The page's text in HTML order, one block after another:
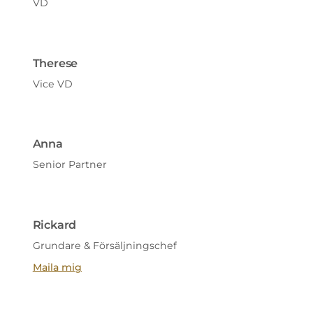
VD
Therese
Vice VD
Anna
Senior Partner
Rickard
Grundare & Försäljningschef
Maila mig